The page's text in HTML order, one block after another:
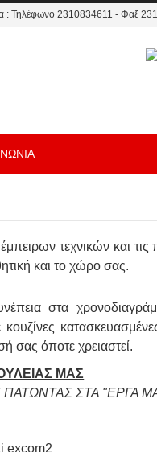
: Τηλέφωνο 2310834611 - Φαξ
τεχνικών και
και το χώρο σας.
στα
σας όποτε χρειαστεί.
ΜΑΣ
ΣΤΑ "ΕΡΓΑ